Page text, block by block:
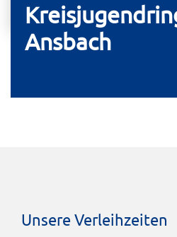
Ansbach
Unsere Verleihzeiten